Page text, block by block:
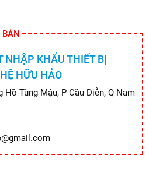
NHẬP KHẨU THIẾT BỊ
HỮU HẢO
Hồ Tùng Mậu, P Cầu Diễn, Q Nam